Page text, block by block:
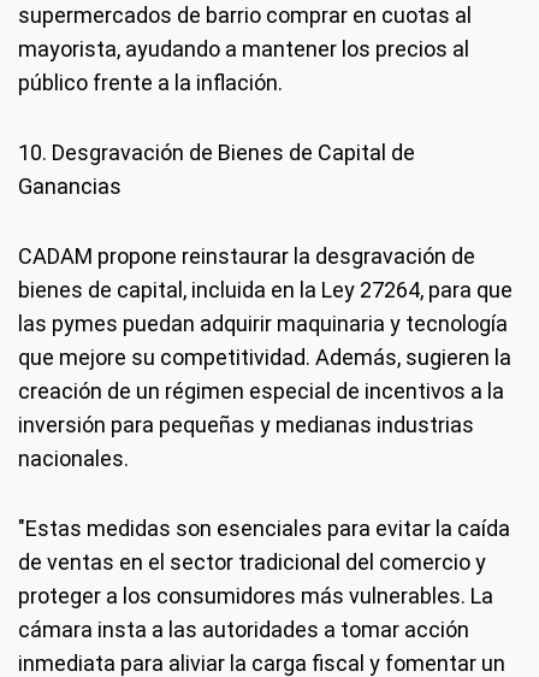
supermercados de barrio comprar en cuotas al
mayorista, ayudando a mantener los precios al
público frente a la inflación.
10. Desgravación de Bienes de Capital de
Ganancias
CADAM propone reinstaurar la desgravación de
bienes de capital, incluida en la Ley 27264, para que
las pymes puedan adquirir maquinaria y tecnología
que mejore su competitividad. Además, sugieren la
creación de un régimen especial de incentivos a la
inversión para pequeñas y medianas industrias
nacionales.
"Estas medidas son esenciales para evitar la caída
de ventas en el sector tradicional del comercio y
proteger a los consumidores más vulnerables. La
cámara insta a las autoridades a tomar acción
inmediata para aliviar la carga fiscal y fomentar un